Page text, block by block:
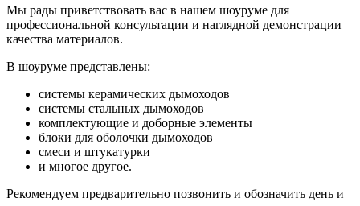
Мы рады приветствовать вас в нашем шоуруме для
профессиональной консультации и наглядной демонстрации
качества материалов.
В шоуруме представлены:
системы керамических дымоходов
системы стальных дымоходов
комплектующие и доборные элементы
блоки для оболочки дымоходов
смеси и штукатурки
и многое другое.
Рекомендуем предварительно позвонить и обозначить день и